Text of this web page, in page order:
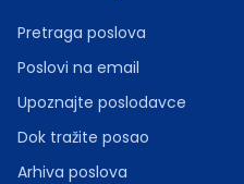
Pretraga poslova
Poslovi na email
Upoznajte poslodavce
Dok tražite posao
Arhiva poslova